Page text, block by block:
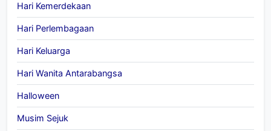
Hari Kemerdekaan
Hari Perlembagaan
Hari Keluarga
Hari Wanita Antarabangsa
Halloween
Musim Sejuk